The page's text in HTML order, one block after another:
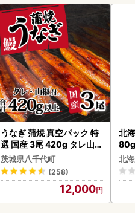
うなぎ 蒲焼 真空パック 特
選 国産 3尾 420g タレ山椒
付き うな重 ひつまぶし 訳
あり 茨城 ウナギ 鰻 個包装
人気 美味しい 小分け 八千
茨城県八千代町
(258)
12,000
北
ク
く
道
北